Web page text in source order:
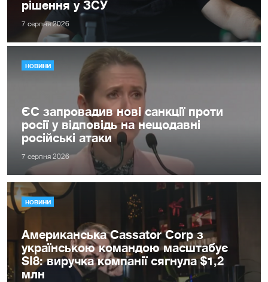
рішення у ЗСУ
7 серпня 2026
НОВИНИ
ЄС запровадив нові санкції проти
росії у відповідь на нещодавні
російські атаки
7 серпня 2026
НОВИНИ
Американська Cassator Corp з
українською командою масштабує
SI8: виручка компанії сягнула $1,2
млн